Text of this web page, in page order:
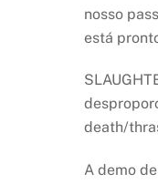
nosso
está
death/
A demo